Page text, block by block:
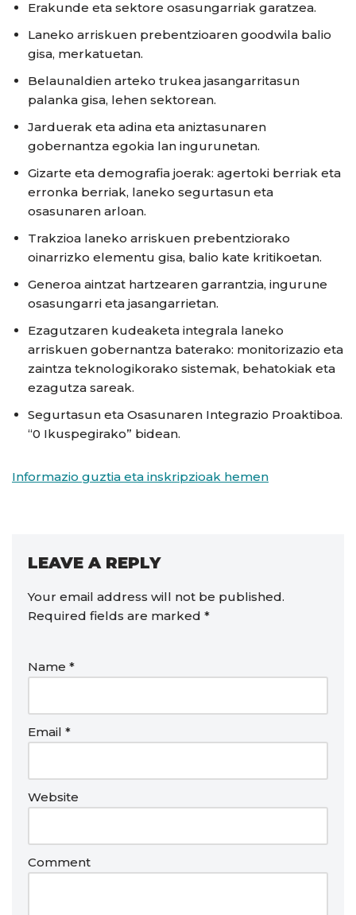
Erakunde eta sektore osasungarriak garatzea.
Laneko arriskuen prebentzioaren goodwila balio
gisa, merkatuetan.
Belaunaldien arteko trukea jasangarritasun
palanka gisa, lehen sektorean.
Jarduerak eta adina eta aniztasunaren
gobernantza egokia lan ingurunetan.
Gizarte eta demografia joerak: agertoki berriak eta
erronka berriak, laneko segurtasun eta
osasunaren arloan.
Trakzioa laneko arriskuen prebentziorako
oinarrizko elementu gisa, balio kate kritikoetan.
Generoa aintzat hartzearen garrantzia, ingurune
osasungarri eta jasangarrietan.
Ezagutzaren kudeaketa integrala laneko
arriskuen gobernantza baterako: monitorizazio eta
zaintza teknologikorako sistemak, behatokiak eta
ezagutza sareak.
Segurtasun eta Osasunaren Integrazio Proaktiboa.
“0 Ikuspegirako” bidean.
Informazio guztia eta inskripzioak hemen
LEAVE A REPLY
Your email address will not be published.
Required fields are marked *
Name *
Email *
Website
Comment